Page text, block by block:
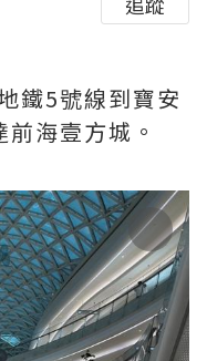
鐵5號線到寶安
海壹方城。